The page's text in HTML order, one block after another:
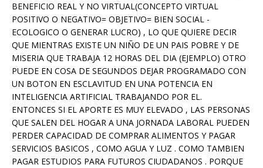
BENEFICIO REAL Y NO VIRTUAL(CONCEPTO VIRTUAL
POSITIVO O NEGATIVO= OBJETIVO= BIEN SOCIAL -
ECOLOGICO O GENERAR LUCRO) , LO QUE QUIERE DECIR
QUE MIENTRAS EXISTE UN NIÑO DE UN PAIS POBRE Y DE
MISERIA QUE TRABAJA 12 HORAS DEL DIA (EJEMPLO) OTRO
PUEDE EN COSA DE SEGUNDOS DEJAR PROGRAMADO CON
UN BOTON EN ESCLAVITUD EN UNA POTENCIA EN
INTELIGENCIA ARTIFICIAL TRABAJANDO POR EL.
ENTONCES SI EL APORTE ES MUY ELEVADO , LAS PERSONAS
QUE SALEN DEL HOGAR A UNA JORNADA LABORAL PUEDEN
PERDER CAPACIDAD DE COMPRAR ALIMENTOS Y PAGAR
SERVICIOS BASICOS , COMO AGUA Y LUZ . COMO TAMBIEN
PAGAR ESTUDIOS PARA FUTUROS CIUDADANOS . PORQUE